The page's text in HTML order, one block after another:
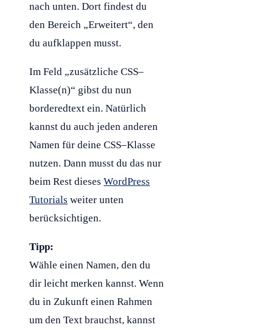
nach unten. Dort findest du
den Bereich „Erweitert“, den
du aufklappen musst.
Im Feld „zusätzliche CSS–
Klasse(n)“ gibst du nun
borderedtext ein. Natürlich
kannst du auch jeden anderen
Namen für deine CSS–Klasse
nutzen. Dann musst du das nur
beim Rest dieses WordPress
Tutorials weiter unten
berücksichtigen.
Tipp:
Wähle einen Namen, den du
dir leicht merken kannst. Wenn
du in Zukunft einen Rahmen
um den Text brauchst, kannst